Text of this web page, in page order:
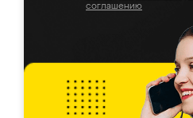
соглашению